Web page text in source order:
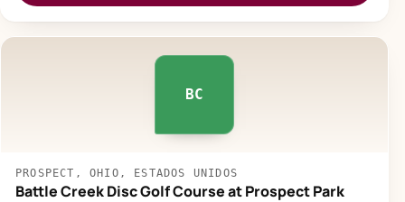
BC
PROSPECT, OHIO, ESTADOS UNIDOS
Battle Creek Disc Golf Course at Prospect Park